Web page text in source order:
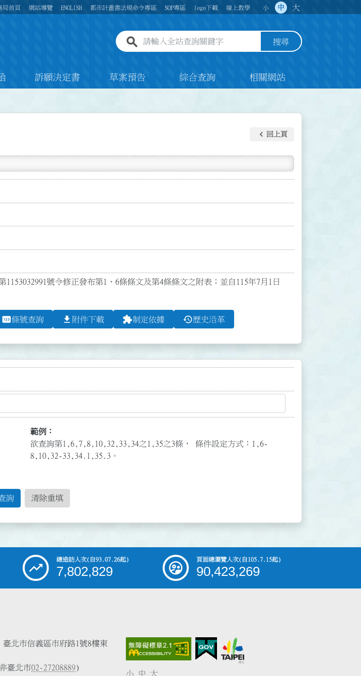
局首頁 網站導覽 ENGLISH 都市計畫書法規命令專區 SOP專區 logo下載 線上教學 小 中 大
全站查詢關鍵字欄位 搜尋
訴願決定書 草案預告 綜合查詢 相關網站
keyboard_arrow_left 回上頁
1153032991號令修正發布第1、6條條文及第4條條文之附表；並自115年7月1日
pin條號查詢 file_download 附件下載 extension制定依據 history歷史沿革
範例：
欲查詢第1,6,7,8,10,32,33,34之1,35之3條， 條件設定方式：1,6-
8,10,32-33,34.1,35.3。
詢 清除重填
總造訪人次(自93.07.26起)
7,802,829
頁面總瀏覽人次(自105.7.15起)
90,423,269
臺北市信義區市府路1號8樓東
臺北市02-27208889)
小 中 大